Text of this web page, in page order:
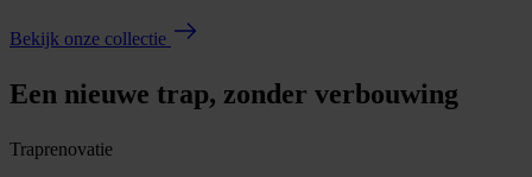
Bekijk onze collectie
Een nieuwe trap, zonder verbouwing
Traprenovatie